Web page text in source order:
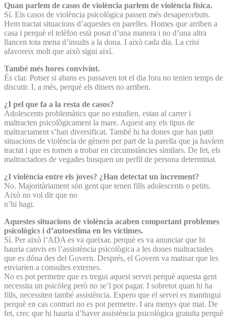
Quan parlem de casos de violència parlem de violència física.
Sí. Els casos de violència psicològica passen més desapercebuts.
Hem tractat situacions d’aquestes en parelles. Homes que arriben a
casa i perquè el telèfon està posat d’una manera i no d’una altra
llancen tota mena d’insults a la dona. I això cada dia. La crisi
afavoreix molt que això sigui així.
També més hores convivint.
És clar. Potser si abans es passaven tot el dia fora no tenien temps de
discutir. I, a més, perquè els diners no arriben.
¿I pel que fa a la resta de casos?
Adolescents problemàtics que no estudien, estan al carrer i
maltracten psicològicament la mare. Aquest any els tipus de
maltractament s’han diversificat. També hi ha dones que han patit
situacions de violència de gènere per part de la parella que ja havíem
tractat i que es tornen a trobar en circumstàncies similars. De fet, els
maltractadors de vegades busquen un perfil de persona determinat.
¿I violència entre els joves? ¿Han detectat un increment?
No. Majoritàriament són gent que tenen fills adolescents o petits.
Això no vol dir que no
n’hi hagi.
Aquestes situacions de violència acaben comportant problemes
psicològics i d’autoestima en les víctimes.
Sí. Per això l’ADA es va queixar, perquè es va anunciar que hi
hauria canvis en l’assistència psicològica a les dones maltractades
que es dóna des del Govern. Després, el Govern va matisar que les
enviarien a consultes externes.
No es pot permetre que es tregui aquest servei perquè aquesta gent
necessita un psicòleg però no se’l pot pagar. I sobretot quan hi ha
fills, necessiten també assistència. Espero que el servei es mantingui
perquè en cas contrari no es pot permetre. I ara menys que mai. De
fet, crec que hi hauria d’haver assistència psicològica gratuïta perquè